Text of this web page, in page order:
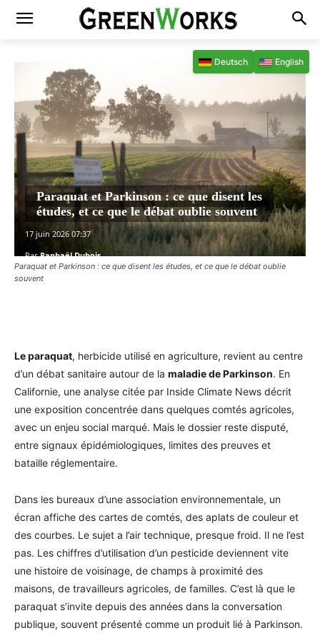
Paraquat et Parkinson : ce que disent les études, et ce que le débat oublie
souvent
Paraquat et Parkinson : ce que disent les
études, et ce que le débat oublie souvent
17 juin 2026 07:37
Par Raphaël Dubois
Le paraquat, herbicide utilisé en agriculture, revient au centre
d’un débat sanitaire autour de la maladie de Parkinson. En
Californie, une analyse citée par Inside Climate News décrit
une exposition concentrée dans quelques comtés agricoles,
avec un enjeu social marqué. Mais le dossier reste disputé,
entre signaux épidémiologiques, limites des preuves et
bataille réglementaire.
Dans les bureaux d’une association environnementale, un
écran affiche des cartes de comtés, des aplats de couleur et
des courbes. Le sujet a l’air technique, presque froid. Il ne l’est
pas. Les chiffres d’utilisation d’un pesticide deviennent vite
une histoire de voisinage, de champs à proximité des
maisons, de travailleurs agricoles, de familles. C’est là que le
paraquat s’invite depuis des années dans la conversation
publique, souvent présenté comme un produit lié à Parkinson.
Deutsch English